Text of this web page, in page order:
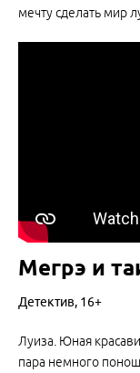
мечту сделать мир
Мегрэ и
Детектив, 16+
Луиза. Юная
пара немного